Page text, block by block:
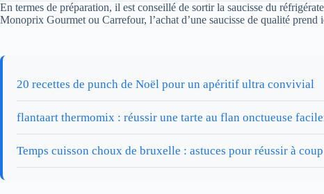
En termes de préparation, il est conseillé de sortir la saucisse du
Monoprix Gourmet ou Carrefour, l’achat d’une saucisse de qualité
20 recettes de punch de Noël pour un apéritif ultra convivial
flantaart thermomix : réussir une tarte au flan onctueuse
Temps cuisson choux de bruxelle : astuces pour réussir à